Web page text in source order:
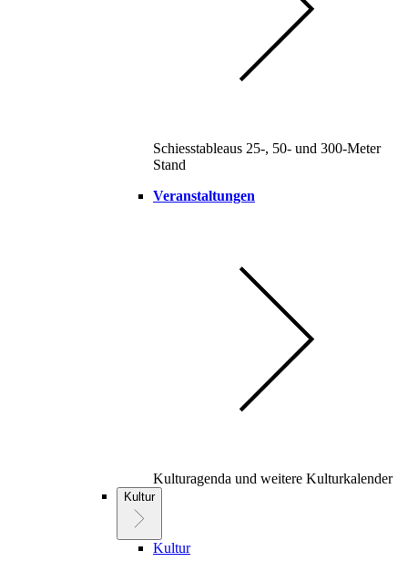
Schiesstableaus 25-, 50- und 300-Meter
Stand
Veranstaltungen
Kulturagenda und weitere Kulturkalender
Kultur
Kultur